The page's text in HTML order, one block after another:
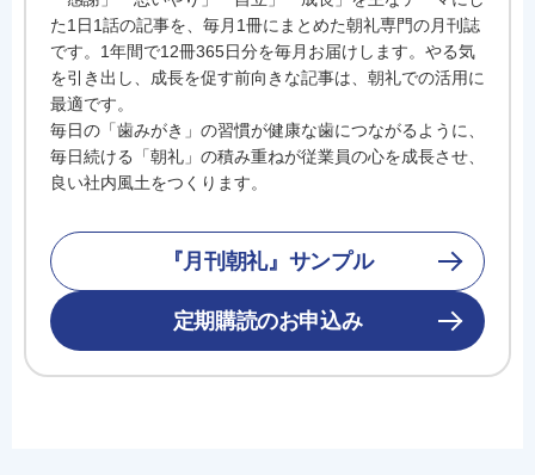
た1日1話の記事を、毎月1冊にまとめた朝礼専門の月刊誌
です。1年間で12冊365日分を毎月お届けします。やる気
を引き出し、成長を促す前向きな記事は、朝礼での活用に
最適です。
毎日の「歯みがき」の習慣が健康な歯につながるように、
毎日続ける「朝礼」の積み重ねが従業員の心を成長させ、
良い社内風土をつくります。
『月刊朝礼』サンプル
定期購読のお申込み